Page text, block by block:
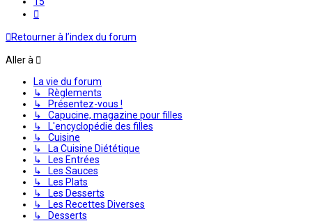
Retourner à l’index du forum
Aller à
La vie du forum
↳ Règlements
↳ Présentez-vous !
↳ Capucine, magazine pour filles
↳ L'encyclopédie des filles
↳ Cuisine
↳ La Cuisine Diététique
↳ Les Entrées
↳ Les Sauces
↳ Les Plats
↳ Les Desserts
↳ Les Recettes Diverses
↳ Desserts